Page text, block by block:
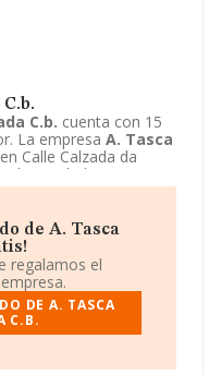
C.b. cuenta con 15
La empresa A. Tasca
Calle Calzada da
actividad CNAE es
A. Tasca Da
de A. Tasca
regalamos el
DE A. TASCA
C.B.